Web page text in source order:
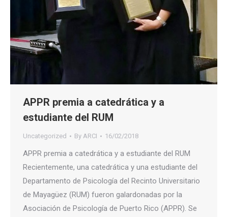
APPR premia a catedrática y a
estudiante del RUM
Uncategorized By ARCI 16/02/2018
APPR premia a catedrática y a estudiante del RUM
Recientemente, una catedrática y una estudiante del
Departamento de Psicología del Recinto Universitario
de Mayagüez (RUM) fueron galardonadas por la
Asociación de Psicología de Puerto Rico (APPR). Se